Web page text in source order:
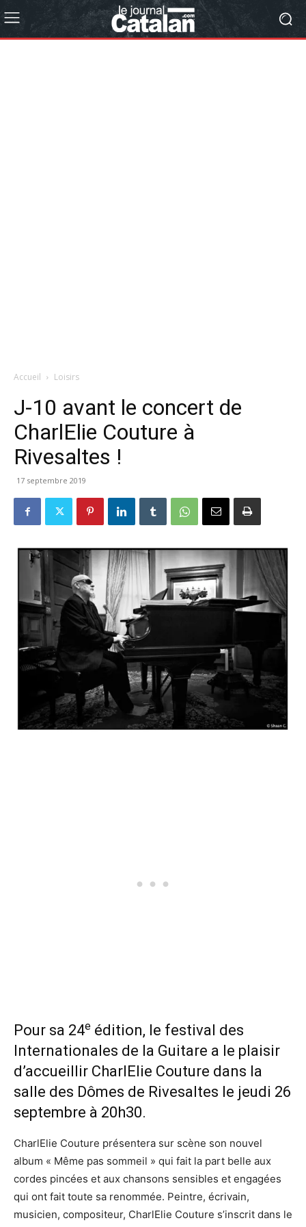
Accueil Loisirs
J-10 avant le concert de
CharlElie Couture à
Rivesaltes !
17 septembre 2019
Pour sa 24e édition, le festival des
Internationales de la Guitare a le plaisir
d’accueillir CharlElie Couture dans la
salle des Dômes de Rivesaltes le jeudi 26
septembre à 20h30.
CharlElie Couture présentera sur scène son nouvel
album « Même pas sommeil » qui fait la part belle aux
cordes pincées et aux chansons sensibles et engagées
qui ont fait toute sa renommée. Peintre, écrivain,
musicien, compositeur, CharlElie Couture s’inscrit dans le